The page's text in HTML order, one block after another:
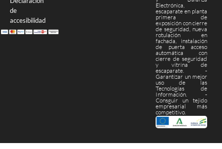
de
accesibilidad
Electrónica,
escaparate en planta
primera de
exposición con cierre
de seguridad, nueva
rotulación en
fachada, instalación
de puerta acceso
automática con
cierre de seguridad
y vitrina de
escaparate. -
Garantizar un mejor
uso de las
Tecnologías de
Información. -
Consguir un tejido
empresarial más
competitivo.